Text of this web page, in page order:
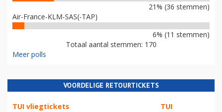
21% (36 stemmen)
Air-France-KLM-SAS(-TAP)
6% (11 stemmen)
Totaal aantal stemmen: 170
Meer polls
VOORDELIGE RETOURTICKETS
TUI vliegtickets TUI